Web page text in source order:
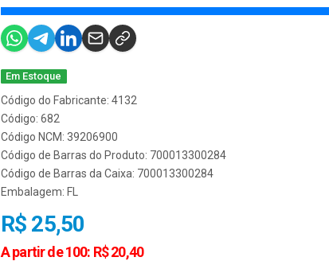
Em Estoque
Código do Fabricante: 4132
Código: 682
Código NCM: 39206900
Código de Barras do Produto: 700013300284
Código de Barras da Caixa: 700013300284
Embalagem: FL
R$ 25,50
A partir de 100: R$ 20,40